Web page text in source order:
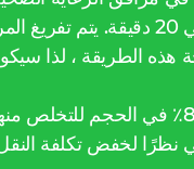
ستكون المرحلة الصلبة التي يتم